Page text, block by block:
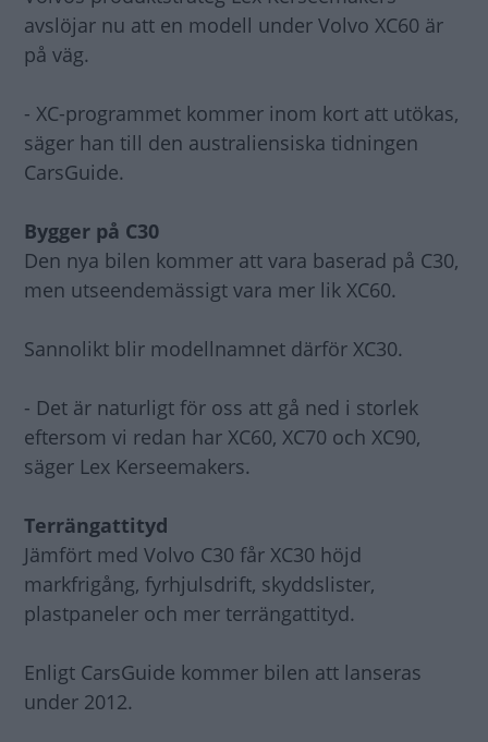
avslöjar nu att en modell under Volvo XC60 är
på väg.
- XC-programmet kommer inom kort att utökas,
säger han till den australiensiska tidningen
CarsGuide.
Bygger på C30
Den nya bilen kommer att vara baserad på C30,
men utseendemässigt vara mer lik XC60.
Sannolikt blir modellnamnet därför XC30.
- Det är naturligt för oss att gå ned i storlek
eftersom vi redan har XC60, XC70 och XC90,
säger Lex Kerseemakers.
Terrängattityd
Jämfört med Volvo C30 får XC30 höjd
markfrigång, fyrhjulsdrift, skyddslister,
plastpaneler och mer terrängattityd.
Enligt CarsGuide kommer bilen att lanseras
under 2012.